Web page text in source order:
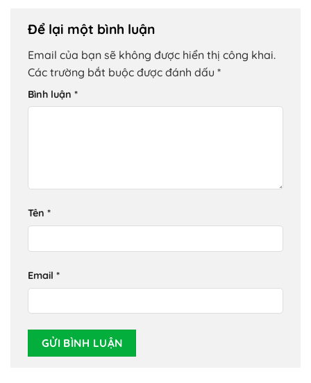
Để lại một bình luận
Email của bạn sẽ không được hiển thị công khai.
Các trường bắt buộc được đánh dấu *
Bình luận *
Tên *
Email *